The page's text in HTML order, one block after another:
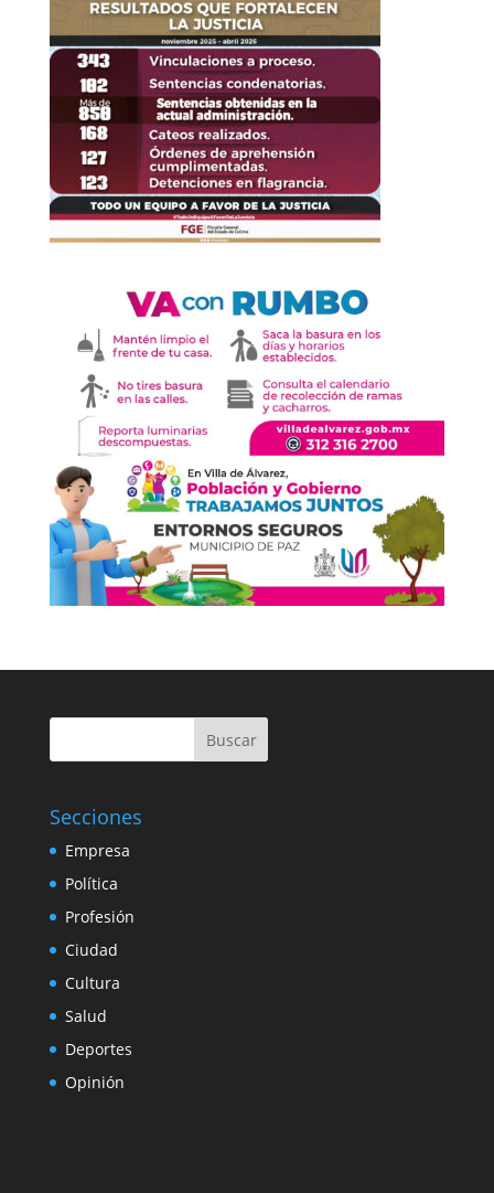
Buscar
Secciones
Empresa
Política
Profesión
Ciudad
Cultura
Salud
Deportes
Opinión